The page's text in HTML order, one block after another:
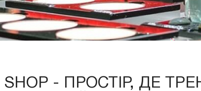
SHOP - ПРОСТІР, ДЕ